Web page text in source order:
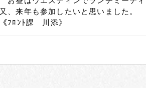
又、来年も参加したいと思いました。
《ﾌﾛﾝﾄ課 川添》